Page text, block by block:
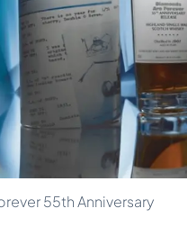
55th Anniversary